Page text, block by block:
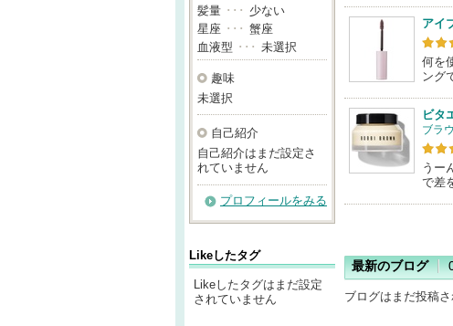
髪量 ･･･ 少ない
星座 ･･･ 蟹座
血液型 ･･･ 未選択
趣味
未選択
自己紹介
自己紹介はまだ設定さ
れていません
プロフィールをみる
Likeしたタグ
Likeしたタグはまだ設定
されていません
アイ
何を
ング
ビタ
ブラ
うー
で差
最新のブログ
ブログはまだ投稿